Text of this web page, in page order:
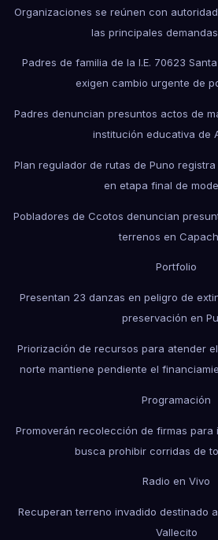
Organizaciones se reúnen con
las principales
Padres de familia de la I.E. 70623
exigen cambio urgente de
Padres denuncian presuntos actos de
institución educativa de
Plan regulador de rutas de Puno
en etapa final de
Pobladores de Ccotos denuncian
terrenos en
Portfolio
Presentan 23 danzas en peligro de
preservación en
Priorización de recursos para atender
norte mantiene pendiente el
Programación
Promoverán recolección de firmas para
busca prohibir corridas de
Radio en Vivo
Recuperan terreno invadido destinado
Vallecito